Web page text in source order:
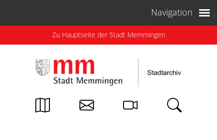
Navigation
Zu Hauptseite der Stadt Memmingen